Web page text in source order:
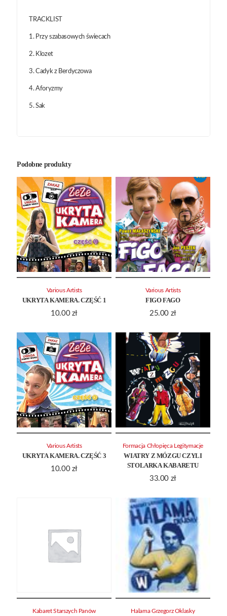
TRACKLIST
1. Przy szabasowych świecach
2. Klozet
3. Cadyk z Berdyczowa
4. Aforyzmy
5. Sak
Podobne produkty
UKRYTA KAMERA. CZĘŚĆ 1
10.00 zł
Various Artists
FIGO FAGO
25.00 zł
Various Artists
UKRYTA KAMERA. CZĘŚĆ 3
10.00 zł
Various Artists
WIATRY Z MÓZGU CZYLI
STOLARKA KABARETU
33.00 zł
Formacja Chłopięca Legitymacje
Kabaret Starszych Panów Halama Grzegorz Oklasky